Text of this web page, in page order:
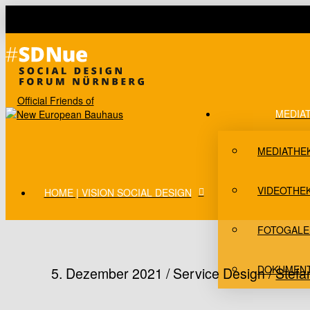
Official Friends of
HOME | VISION SOCIAL DESIGN
5. Dezember 2021 / Service Design /